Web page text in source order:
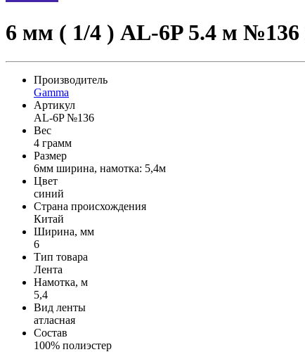
6 мм ( 1/4 ) AL-6P 5.4 м №136
Производитель
Gamma
Артикул
AL-6P №136
Вес
4 грамм
Размер
6мм ширина, намотка: 5,4м
Цвет
синий
Страна происхождения
Китай
Ширина, мм
6
Тип товара
Лента
Намотка, м
5,4
Вид ленты
атласная
Состав
100% полиэстер